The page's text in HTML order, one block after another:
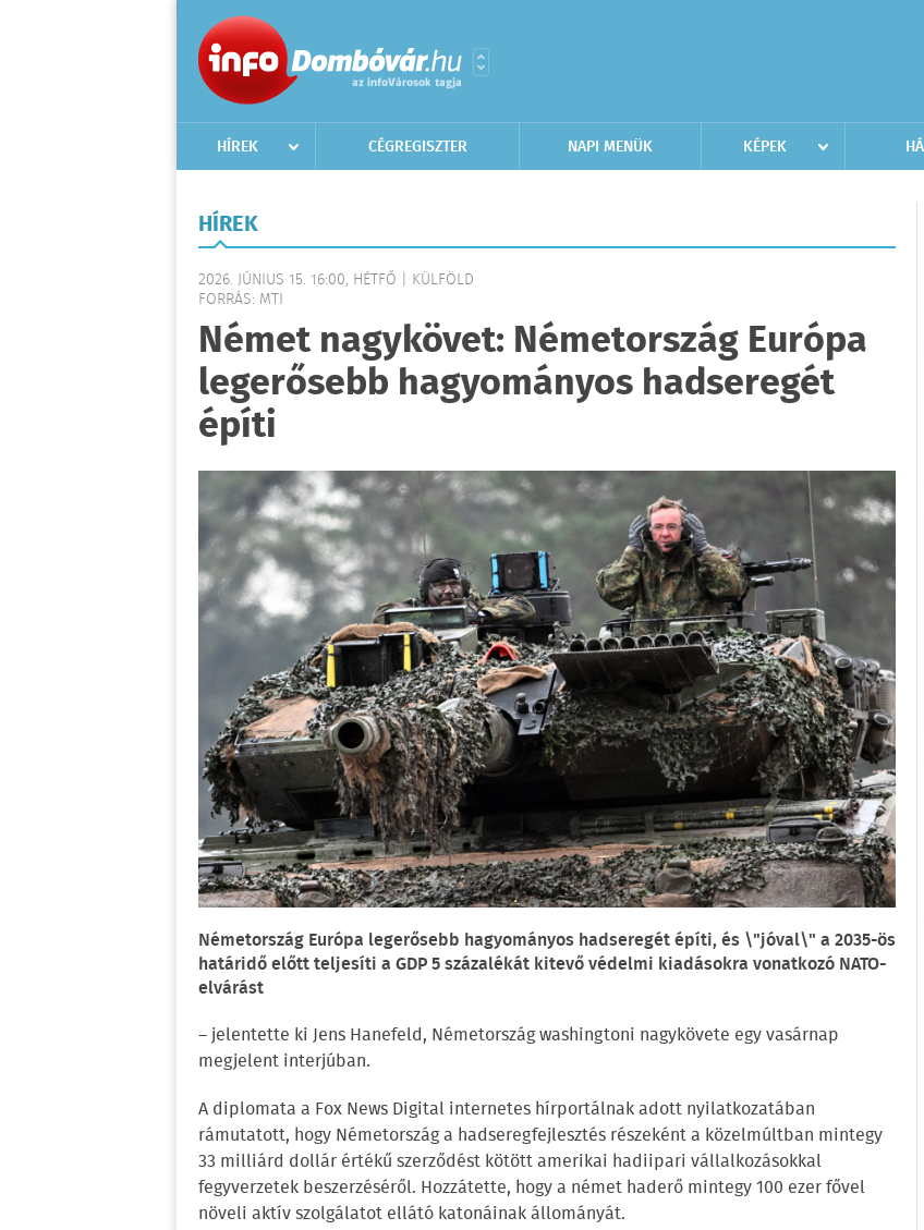
HÍREK CÉGREGISZTER NAPI MENÜK KÉPEK
HÍREK
2026. JÚNIUS 15. 16:00, HÉTFŐ | KÜLFÖLD
FORRÁS: MTI
Német nagykövet: Németország Európa
legerősebb hagyományos hadseregét
építi
Németország Európa legerősebb hagyományos hadseregét építi, és \"jóval\" a 2035-ös
határidő előtt teljesíti a GDP 5 százalékát kitevő védelmi kiadásokra vonatkozó NATO-
elvárást
– jelentette ki Jens Hanefeld, Németország washingtoni nagykövete egy vasárnap
megjelent interjúban.
A diplomata a Fox News Digital internetes hírportálnak adott nyilatkozatában
rámutatott, hogy Németország a hadseregfejlesztés részeként a közelmúltban mintegy
33 milliárd dollár értékű szerződést kötött amerikai hadiipari vállalkozásokkal
fegyverzetek beszerzéséről. Hozzátette, hogy a német haderő mintegy 100 ezer fővel
növeli aktív szolgálatot ellátó katonáinak állományát.